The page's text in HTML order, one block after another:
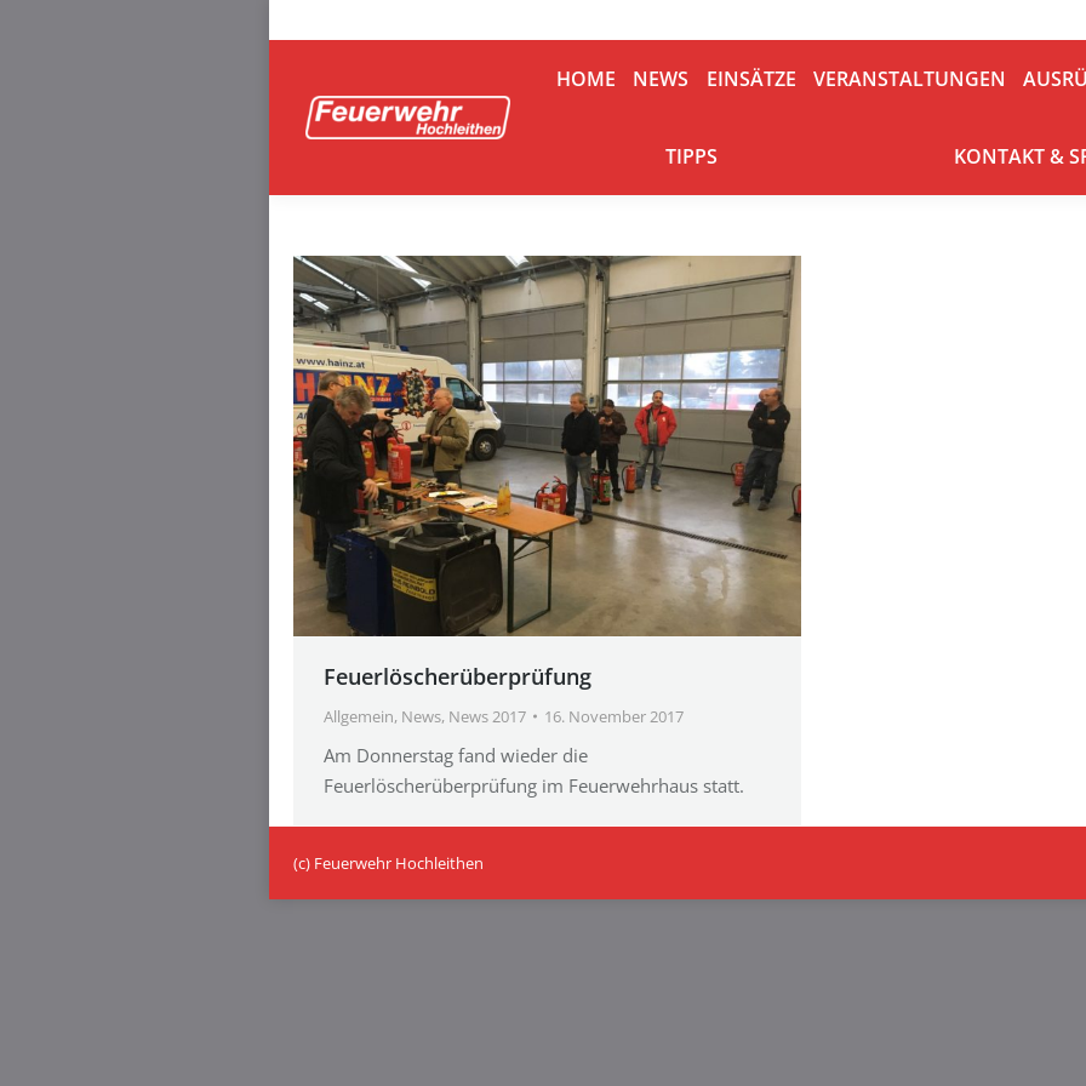
HOME NEWS EINSÄTZE VERANSTALTUNGEN
TIPPS KONTAKT &
Feuerlöscherüberprüfung
Allgemein, News, News 2017 16. November 2017
Am Donnerstag fand wieder die
Feuerlöscherüberprüfung im Feuerwehrhaus statt.
(c) Feuerwehr Hochleithen
HOME NEWS EINSÄTZE VERANSTALTUNGEN